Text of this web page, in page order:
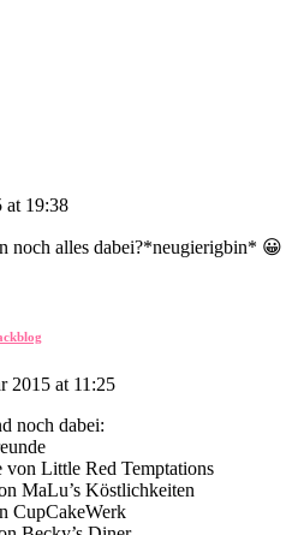
at 19:38
noch alles dabei?*neugierigbin* 😀
2015 at 11:25
noch dabei:
von Little Red Temptations
MaLu’s Köstlichkeiten
CupCakeWerk